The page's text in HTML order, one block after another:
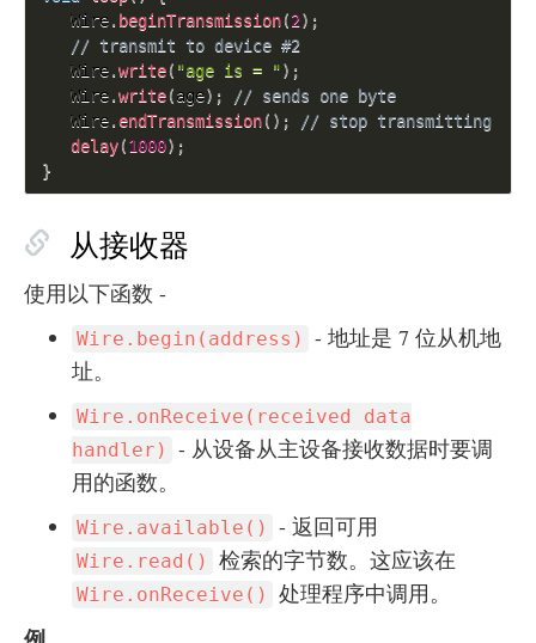
   Wire
. beginTransmission(2) ;
// transmit to device #2
   Wire
.write( "age is = ") ;
   Wire
.write(age) ;
// sends one byte
   Wire
.endTransmission( ) ;
// stop transmitting
delay(1000) ;
}
从接收器
使用以下函数 -
Wire.begin(address)
- 地址是 7 位从机地
址。
Wire.onReceive(received data
handler)
- 从设备从主设备接收数据时要调
用的函数。
Wire.available() - 返回可用
Wire.read() 检索的字节数。这应该在
Wire.onReceive() 处理程序中调用。